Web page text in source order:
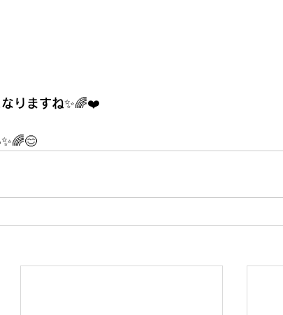
りますね✨🌈❤️